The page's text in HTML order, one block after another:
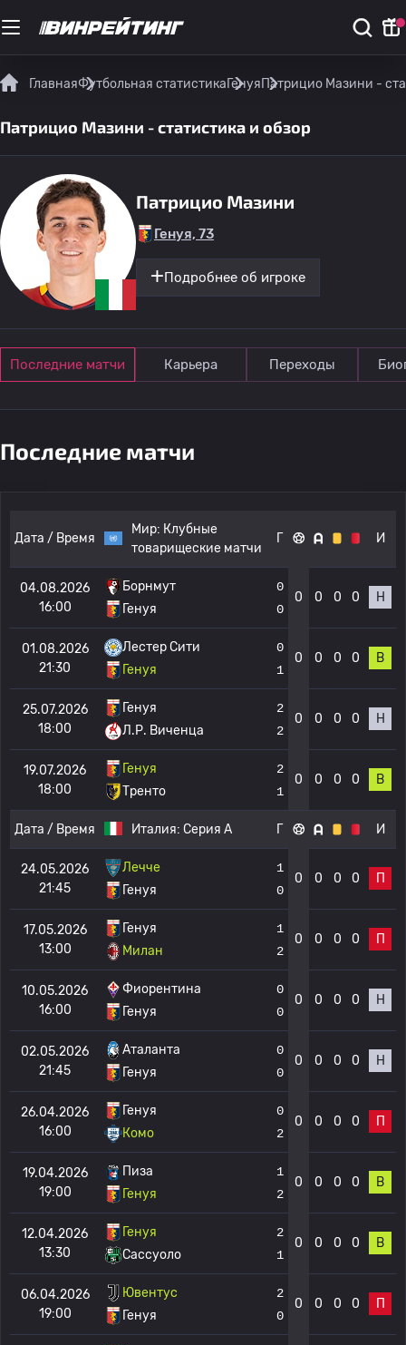
ГлавнаяФутбольная статистикаГенуяПатрицио Мазини -
Патрицио Мазини - статистика и обзор
Патрицио Мазини
Генуя, 73
Подробнее об игроке
Последние матчи Карьера Переходы
Последние матчи
Дата / Время
Мир: Клубные
товарищеские матчи
Г И
04.08.2026
16:00
Борнмут
Генуя
0
0
0 0 0 0 Н
01.08.2026
21:30
Лестер Сити
Генуя
0
1
0 0 0 0 В
25.07.2026
18:00
Генуя
Л.Р. Виченца
2
2
0 0 0 0 Н
19.07.2026
18:00
Генуя
Тренто
2
1
0 0 0 0 В
Дата / Время Италия: Серия А Г И
24.05.2026
21:45
Лечче
Генуя
1
0
0 0 0 0 П
17.05.2026
13:00
Генуя
Милан
1
2
0 0 0 0 П
10.05.2026
16:00
Фиорентина
Генуя
0
0
0 0 0 0 Н
02.05.2026
21:45
Аталанта
Генуя
0
0
0 0 0 0 Н
26.04.2026
16:00
Генуя
Комо
0
2
0 0 0 0 П
19.04.2026
19:00
Пиза
Генуя
1
2
0 0 0 0 В
12.04.2026
13:30
Генуя
Сассуоло
2
1
0 0 0 0 В
06.04.2026
19:00
Ювентус
Генуя
2
0
0 0 0 0 П